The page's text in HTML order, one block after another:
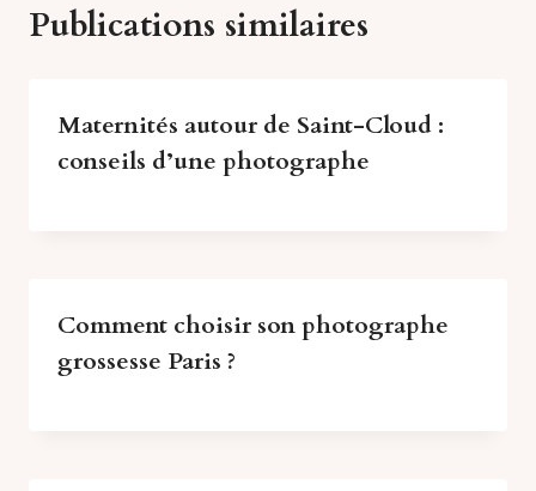
Publications similaires
Maternités autour de Saint-Cloud :
conseils d’une photographe
Comment choisir son photographe
grossesse Paris ?